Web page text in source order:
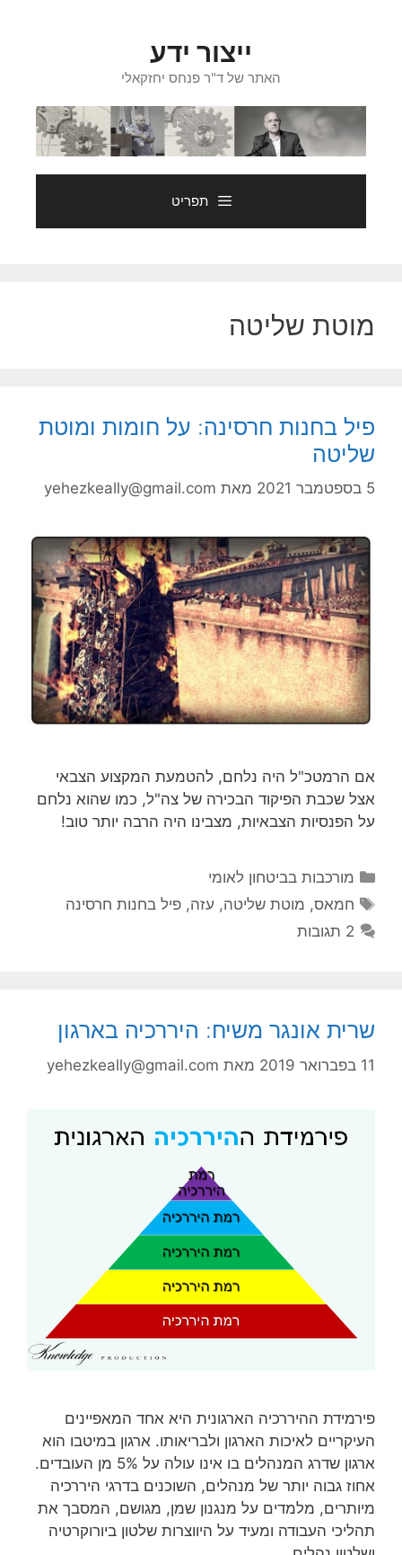
ייצור ידע
האתר של ד"ר פנחס יחזקאלי
תפריט
מוטת שליטה
פיל בחנות חרסינה: על חומות ומוטת
שליטה
5 בספטמבר 2021 מאת yehezkeally@gmail.com
אם הרמטכ"ל היה נלחם, להטמעת המקצוע הצבאי
אצל שכבת הפיקוד הבכירה של צה"ל, כמו שהוא נלחם
על הפנסיות הצבאיות, מצבינו היה הרבה יותר טוב!
קטגוריות
מורכבות בביטחון לאומי
תגיות
חמאס, מוטת שליטה, עזה,פיל בחנות חרסינה
2 תגובות
שרית אונגר משיח: היררכיה בארגון
11 בפברואר 2019 מאת yehezkeally@gmail.com
פירמידת ההיררכיה הארגונית היא אחד המאפיינים
העיקריים לאיכות הארגון ולבריאותו. ארגון במיטבו הוא
ארגון שדרג המנהלים בו אינו עולה על 5% מן העובדים.
אחוז גבוה יותר של מנהלים, השוכנים בדרגי היררכיה
מיותרים, מלמדים על מנגנון שמן, מגושם, המסבך את
תהליכי העבודה ומעיד על היווצרות שלטון ביורוקרטיה